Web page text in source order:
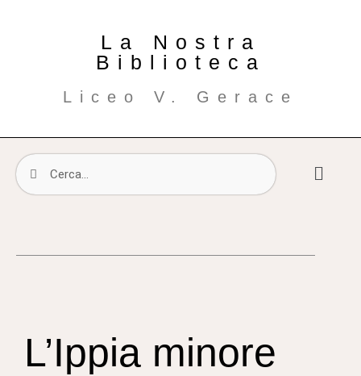
La Nostra
Biblioteca
Liceo V. Gerace
L’Ippia minore